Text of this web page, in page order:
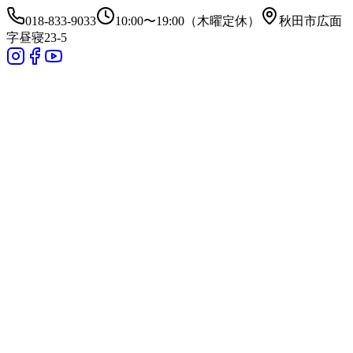
018-833-9033 10:00〜19:00（木曜定休）
秋田市広面
字昼寝23-5